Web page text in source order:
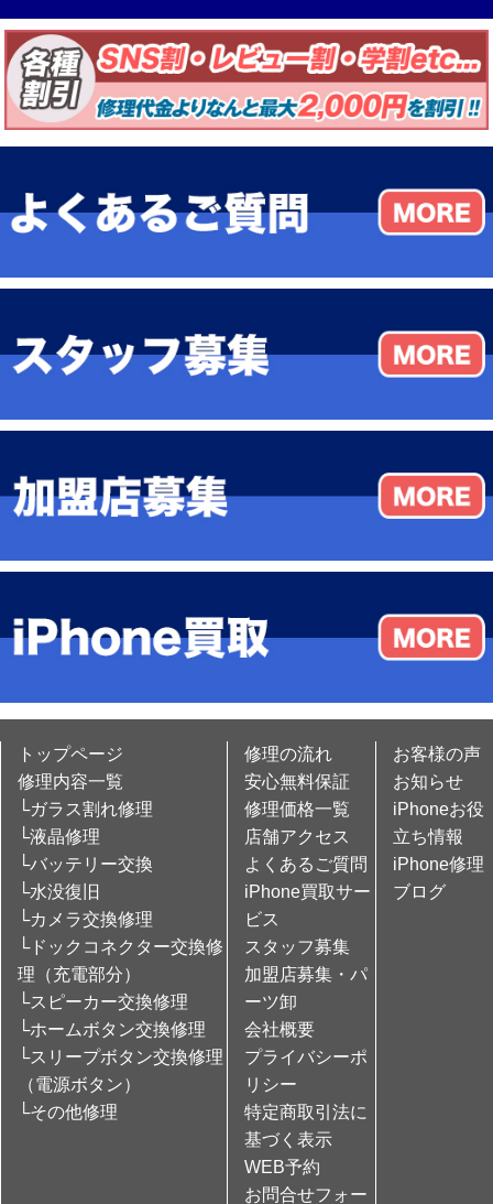
トップページ
修理内容一覧
└ガラス割れ修理
└液晶修理
└バッテリー交換
└水没復旧
└カメラ交換修理
└ドックコネクター交換修
理（充電部分）
└スピーカー交換修理
└ホームボタン交換修理
└スリープボタン交換修理
（電源ボタン）
└その他修理
修理の流れ
安心無料保証
修理価格一覧
店舗アクセス
よくあるご質問
iPhone買取サー
ビス
スタッフ募集
加盟店募集・パ
ーツ卸
会社概要
プライバシーポ
リシー
特定商取引法に
基づく表示
WEB予約
お問合せフォー
お客様の声
お知らせ
iPhoneお役
立ち情報
iPhone修理
ブログ